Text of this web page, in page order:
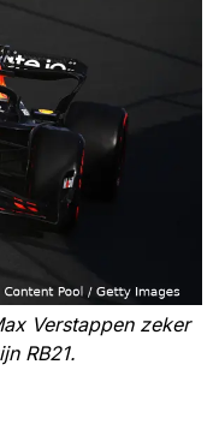
Verstappen zeker
RB21.